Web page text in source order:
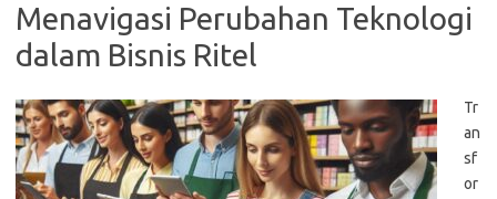
Menavigasi Perubahan Teknologi
dalam Bisnis Ritel
Tr
an
sf
or